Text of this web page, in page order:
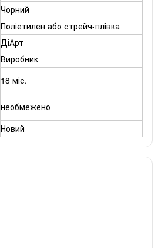
Чорний
Поліетилен або стрейч-плівка
ДіАрт
Виробник
18 міс.
необмежено
Новий